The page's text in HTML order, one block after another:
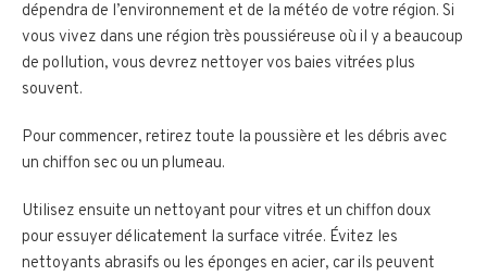
dépendra de l’environnement et de la météo de votre région. Si
vous vivez dans une région très poussiéreuse où il y a beaucoup
de pollution, vous devrez nettoyer vos baies vitrées plus
souvent.
Pour commencer, retirez toute la poussière et les débris avec
un chiffon sec ou un plumeau.
Utilisez ensuite un nettoyant pour vitres et un chiffon doux
pour essuyer délicatement la surface vitrée. Évitez les
nettoyants abrasifs ou les éponges en acier, car ils peuvent